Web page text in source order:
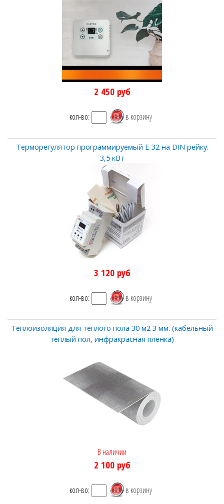
2 450 руб
кол-во:
Терморегулятор программируемый Е 32 на DIN рейку.
3,5 кВт
3 120 руб
кол-во:
Теплоизоляция для теплого пола 30 м2 3 мм. (кабельный
теплый пол, инфракрасная пленка)
В наличии
2 100 руб
кол-во: